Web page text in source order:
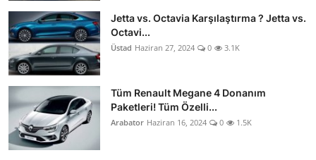
Jetta vs. Octavia Karşılaştırma ? Jetta vs.
Octavi...
Üstad Haziran 27, 2024 0 3.1K
Tüm Renault Megane 4 Donanım
Paketleri! Tüm Özelli...
Arabator Haziran 16, 2024 0 1.5K